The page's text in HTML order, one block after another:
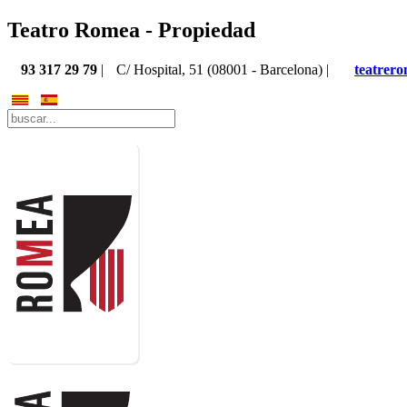
Teatro Romea - Propiedad
93 317 29 79 | C/ Hospital, 51 (08001 - Barcelona) |